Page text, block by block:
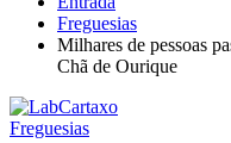
Freguesias
Milhares de pessoas
Chã de Ourique
Freguesias